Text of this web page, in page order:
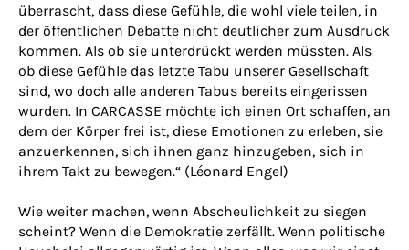
überrascht, dass diese Gefühle, die wohl viele teilen, in
der öffentlichen Debatte nicht deutlicher zum Ausdruck
kommen. Als ob sie unterdrückt werden müssten. Als
ob diese Gefühle das letzte Tabu unserer Gesellschaft
sind, wo doch alle anderen Tabus bereits eingerissen
wurden. In CARCASSE möchte ich einen Ort schaffen, an
dem der Körper frei ist, diese Emotionen zu erleben, sie
anzuerkennen, sich ihnen ganz hinzugeben, sich in
ihrem Takt zu bewegen.“ (Léonard Engel)
Wie weiter machen, wenn Abscheulichkeit zu siegen
scheint? Wenn die Demokratie zerfällt. Wenn politische